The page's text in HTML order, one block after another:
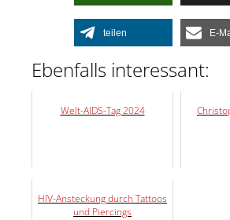
teilen E-
Ebenfalls interessant:
Welt-AIDS-Tag 2024
HIV-Ansteckung durch Tattoos
und Piercings